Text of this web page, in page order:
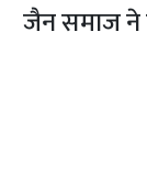
जैन समाज ने